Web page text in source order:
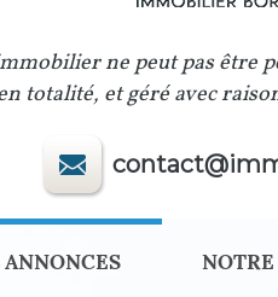
ne peut pas être
totalité, et géré avec